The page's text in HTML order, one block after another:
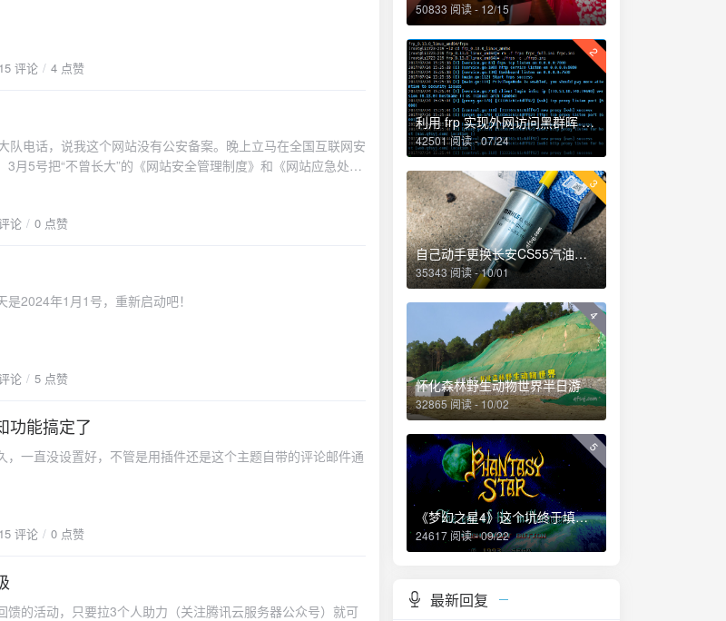
15 评论 4 点赞
电话，说我这个网站没有公安备案。晚上立马在全国互联网安
5号把“不曾长大”的《网站安全管理制度》和《网站应急处置
论 0 点赞
2024年1月1号，重新启动吧！
论 5 点赞
功能搞定了
一直没设置好，不管是用插件还是这个主题自带的评论邮件通
15 评论 0 点赞
的活动，只要拉3个人助力（关注腾讯云服务器公众号）就可
50833 阅读 - 12/15
2
利用 frp 实现外网访问黑群晖 NAS
42501 阅读 - 07/24
3
自己动手更换长安CS55汽油滤芯、机油和机油滤芯
35343 阅读 - 10/01
4
怀化森林野生动物世界半日游
32865 阅读 - 10/02
5
《梦幻之星4》这个坑终于填上了！
24617 阅读 - 09/22
最新回复